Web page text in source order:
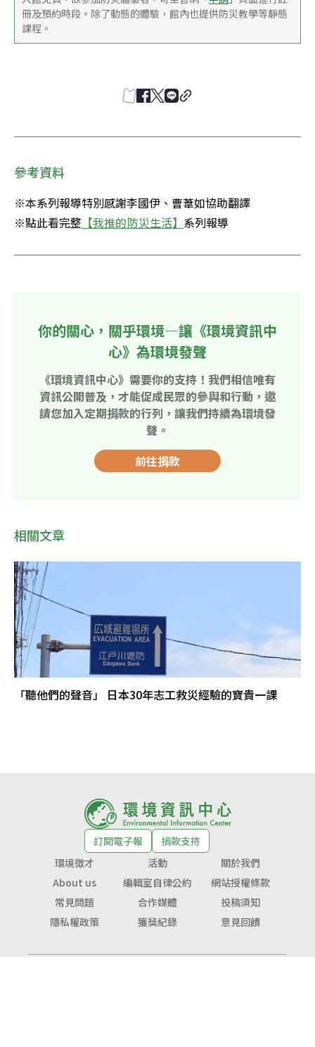
冊及預約時段。除了動態的體驗，館內也提供防災教學等靜態
課程。
參考資料
※本系列報導特別感謝李國伊、曹葦如協助翻譯
※點此看完整 【我推的防災生活】 系列報導
你的關心，關乎環境—讓《環境資訊中
心》為環境發聲
《環境資訊中心》需要你的支持！我們相信唯有
資訊公開普及，才能促成民眾的參與和行動，邀
請您加入定期捐款的行列，讓我們持續為環境發
聲。
前往捐款
相關文章
「聽他們的聲音」 日本30年志工救災經驗的寶貴一課
訂閱電子報
捐款支持
環境徵才
活動
關於我們
About us
編輯室自律公約
網站授權條款
常見問題
合作媒體
投稿須知
隱私權政策
獲獎紀錄 意見回饋